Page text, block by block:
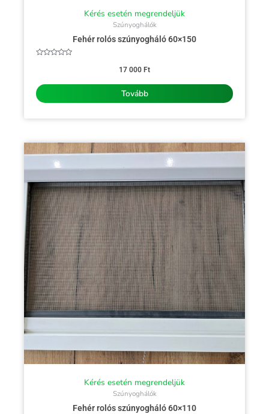
Kérés esetén megrendeljük
Szúnyoghálók
Fehér rolós szúnyogháló 60×150
17 000 Ft
Tovább
Kérés esetén megrendeljük
Szúnyoghálók
Fehér rolós szúnyogháló 60×110